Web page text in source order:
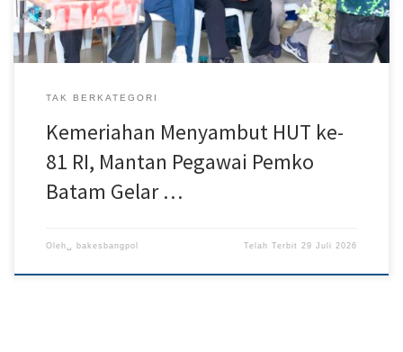
[…]
TAK BERKATEGORI
Kemeriahan Menyambut HUT ke-
81 RI, Mantan Pegawai Pemko
Batam Gelar …
Oleh␣ bakesbangpol Telah Terbit29 Juli 2026